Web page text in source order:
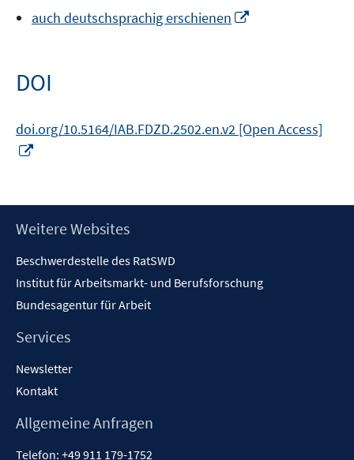
Fenster
auch deutschsprachig erschienen
DOI
doi.org/10.5164/IAB.FDZD.2502.en.v2 [Open Access]
öffnen
Footer
Weitere Websites
Beschwerdestelle des RatSWD
Institut für Arbeitsmarkt- und Berufsforschung
Bundesagentur für Arbeit
Services
Newsletter
Kontakt
Allgemeine Anfragen
Telefon: +49 911 179-1752